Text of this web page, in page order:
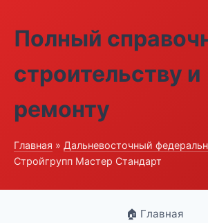
Полный
строительству и
ремонту
Главная » Дальневосточный
Стройгрупп Мастер Стандарт
🏠 Главная